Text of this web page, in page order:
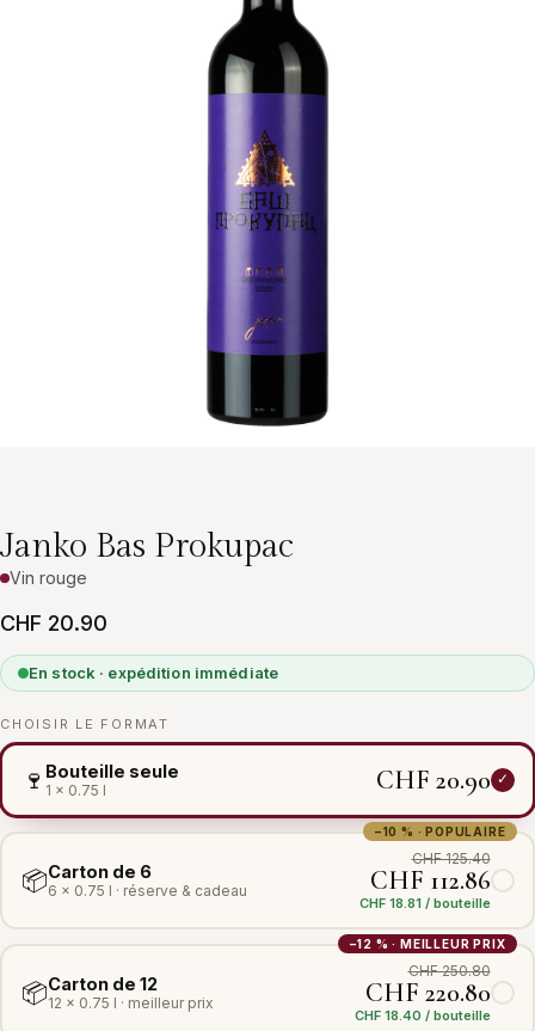
Janko Bas Prokupac
Vin rouge
CHF 20.90
En stock · expédition immédiate
CHOISIR LE FORMAT
🍷 Bouteille seule
1 × 0.75 l CHF 20.90
−10 % · POPULAIRE
📦Carton de 6
6 × 0.75 l · réserve & cadeau
CHF 125.40
CHF 112.86
CHF 18.81 / bouteille
−12 % · MEILLEUR PRIX
📦Carton de 12
12 × 0.75 l · meilleur prix
CHF 250.80
CHF 220.80
CHF 18.40 / bouteille